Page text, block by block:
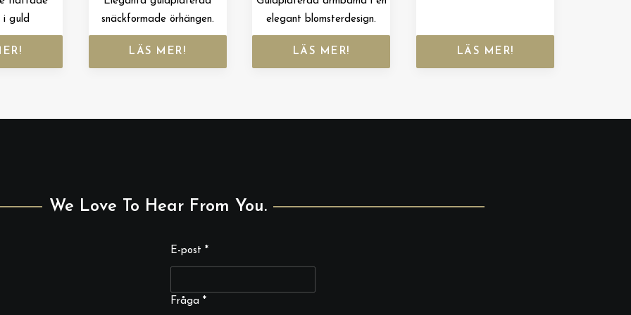
i guld
snäckformade örhängen.
LÄS MER!
elegant blomsterdesign.
LÄS MER! LÄS MER!
We Love To Hear From You.
E-post *
Fråga
Fråga *